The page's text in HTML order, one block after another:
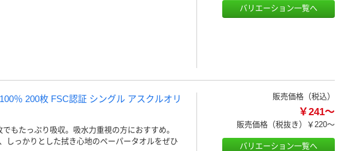
バリエーション一覧へ
％ 200枚 FSC認証 シングル アスクルオリ
もたっぷり吸収。吸水力重視の方におすすめ。
しっかりとした拭き心地のペーパータオルをぜひ
販売価格（税込）
￥241～
販売価格（税抜き） ￥220～
バリエーション一覧へ